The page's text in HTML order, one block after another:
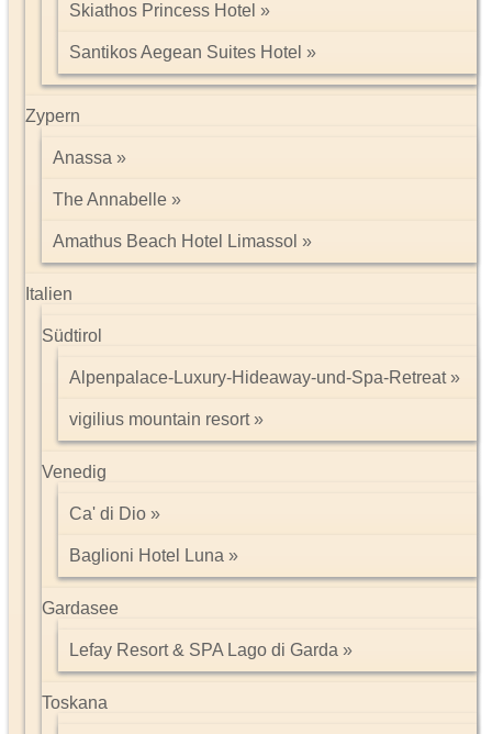
Skiathos Princess Hotel
Santikos Aegean Suites Hotel
Zypern
Anassa
The Annabelle
Amathus Beach Hotel Limassol
Italien
Südtirol
Alpenpalace-Luxury-Hideaway-und-Spa-Retreat
vigilius mountain resort
Venedig
Ca' di Dio
Baglioni Hotel Luna
Gardasee
Lefay Resort & SPA Lago di Garda
Toskana